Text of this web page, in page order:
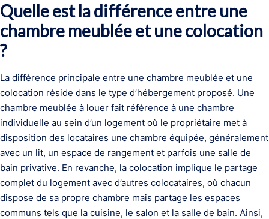
Quelle est la différence entre une
chambre meublée et une colocation
?
La différence principale entre une chambre meublée et une
colocation réside dans le type d’hébergement proposé. Une
chambre meublée à louer fait référence à une chambre
individuelle au sein d’un logement où le propriétaire met à
disposition des locataires une chambre équipée, généralement
avec un lit, un espace de rangement et parfois une salle de
bain privative. En revanche, la colocation implique le partage
complet du logement avec d’autres colocataires, où chacun
dispose de sa propre chambre mais partage les espaces
communs tels que la cuisine, le salon et la salle de bain. Ainsi,